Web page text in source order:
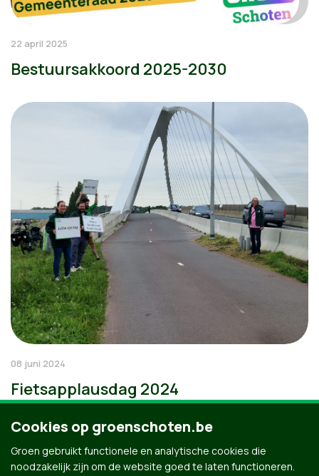
22 april 2025
Bestuursakkoord 2025-2030
08 juni 2024
Fietsapplausdag 2024
Cookies op groenschoten.be
Groen gebruikt functionele en analytische cookies die
noodzakelijk zijn om de website goed te laten functioneren.